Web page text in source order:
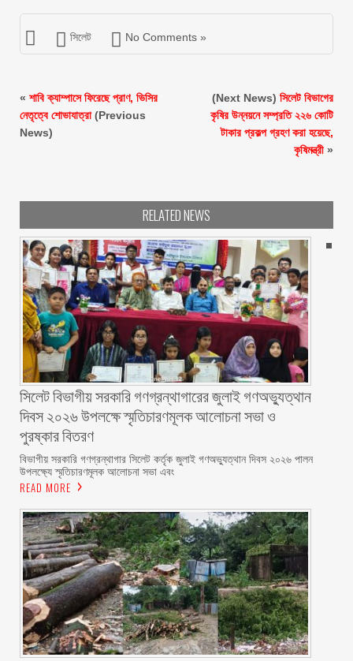
সিলেট No Comments »
« শাবি ক্যাম্পাসে ফিরেছে প্রাণ, ভিসির
নেতৃত্বে শোভাযাত্রা(Previous
News)
(Next News) সিলেট বিভাগের
কৃষির উন্নয়নে সম্প্রতি ২২৬ কোটি
টাকার প্রকল্প গ্রহণ করা হয়েছে,
কৃষিমন্ত্রী »
RELATED NEWS
সিলেট বিভাগীয় সরকারি গণগ্রন্থাগারের জুলাই গণঅভ্যুত্থান
দিবস ২০২৬ উপলক্ষে স্মৃতিচারণমূলক আলোচনা সভা ও
পুরষ্কার বিতরণ ‎ ‎
বিভাগীয় সরকারি গণগ্রন্থাগার সিলেট কর্তৃক জুলাই গণঅভ্যুত্থান দিবস ২০২৬ পালন
উপলক্ষ্যে স্মৃতিচারণমূলক আলোচনা সভা এবং
READ MORE